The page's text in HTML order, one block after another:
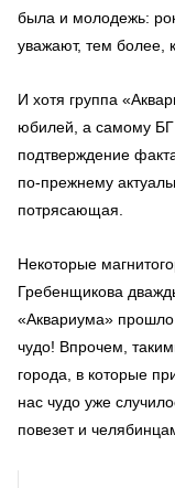
была и молодежь:
уважают, тем более,
И хотя группа
юбилей, а самому БГ
подтверждение
по-прежнему
потрясающая.
Некоторые
Гребенщикова
«Аквариума»
чудо! Впрочем,
города, в которые
нас чудо уже
повезет и